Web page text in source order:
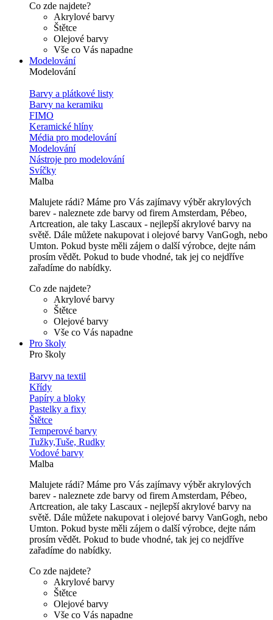
Co zde najdete?
Akrylové barvy
Štětce
Olejové barvy
Vše co Vás napadne
Modelování
Modelování
Barvy a plátkové listy
Barvy na keramiku
FIMO
Keramické hlíny
Média pro modelování
Modelování
Nástroje pro modelování
Svíčky
Malba
Malujete rádi? Máme pro Vás zajímavy výběr akrylových
barev - naleznete zde barvy od firem Amsterdam, Pébeo,
Artcreation, ale taky Lascaux - nejlepší akrylové barvy na
světě. Dále můžete nakupovat i olejové barvy VanGogh, nebo
Umton. Pokud byste měli zájem o další výrobce, dejte nám
prosím vědět. Pokud to bude vhodné, tak jej co nejdříve
zařadíme do nabídky.
Co zde najdete?
Akrylové barvy
Štětce
Olejové barvy
Vše co Vás napadne
Pro školy
Pro školy
Barvy na textil
Křídy
Papíry a bloky
Pastelky a fixy
Štětce
Temperové barvy
Tužky,Tuše, Rudky
Vodové barvy
Malba
Malujete rádi? Máme pro Vás zajímavy výběr akrylových
barev - naleznete zde barvy od firem Amsterdam, Pébeo,
Artcreation, ale taky Lascaux - nejlepší akrylové barvy na
světě. Dále můžete nakupovat i olejové barvy VanGogh, nebo
Umton. Pokud byste měli zájem o další výrobce, dejte nám
prosím vědět. Pokud to bude vhodné, tak jej co nejdříve
zařadíme do nabídky.
Co zde najdete?
Akrylové barvy
Štětce
Olejové barvy
Vše co Vás napadne